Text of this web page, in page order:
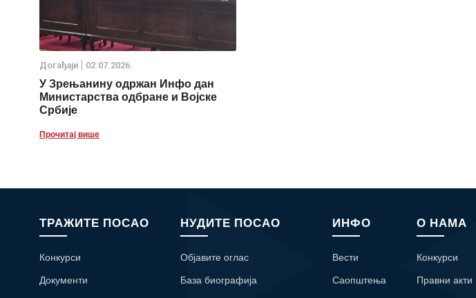
Дoгађаjи 02.07.2026.
У Зрењанину одржан Инфо дан
Министарства одбране и Војске
Србије
Прочитај више
ТРАЖИТЕ ПОСАО
Конкурси
Документи
НУДИТЕ ПОСАО
Објавите оглас
База биографија
ИНФО
Вести
Саопштења
О НАМА
Конкурси
Правни акти